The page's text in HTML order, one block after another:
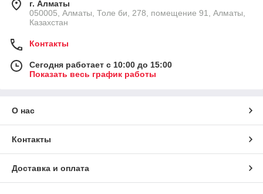
г. Алматы
050005, Алматы, Толе би, 278, помещение 91, Алматы,
Казахстан
Контакты
Сегодня работает с 10:00 до 15:00
Показать весь график работы
О нас
Контакты
Доставка и оплата